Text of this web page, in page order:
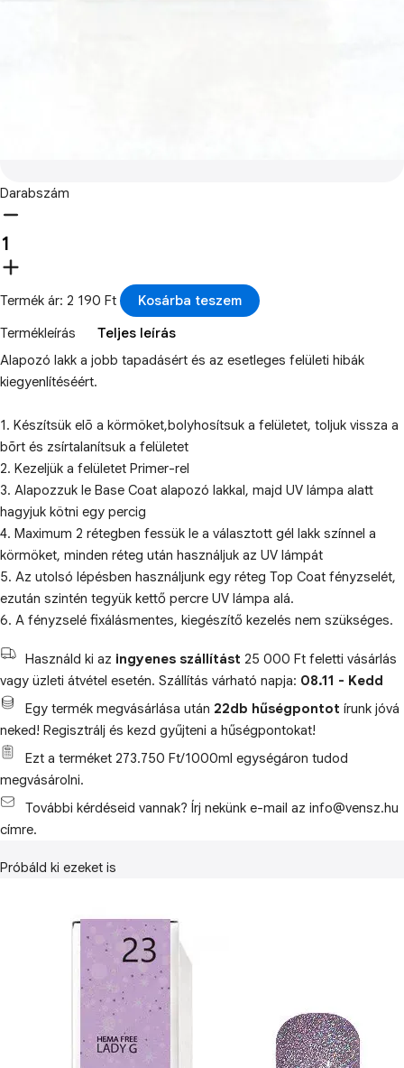
Darabszám
Termék ár: 2 190 Ft
Kosárba teszem
Termékleírás
Teljes leírás
Alapozó lakk a jobb tapadásért és az esetleges felületi hibák
kiegyenlítéséért.
1. Készítsük elõ a körmöket,bolyhosítsuk a felületet, toljuk vissza a
bõrt és zsírtalanítsuk a felületet
2. Kezeljük a felületet Primer-rel
3. Alapozzuk le Base Coat alapozó lakkal, majd UV lámpa alatt
hagyjuk kötni egy percig
4. Maximum 2 rétegben fessük le a választott gél lakk színnel a
körmöket, minden réteg után használjuk az UV lámpát
5. Az utolsó lépésben használjunk egy réteg Top Coat fényzselét,
ezután szintén tegyük kettő percre UV lámpa alá.
6. A fényzselé fixálásmentes, kiegészítő kezelés nem szükséges.
Használd ki az ingyenes szállítást 25 000 Ft feletti vásárlás
vagy üzleti átvétel esetén. Szállítás várható napja: 08.11 - Kedd
Egy termék megvásárlása után 22db hűségpontot írunk jóvá
neked! Regisztrálj és kezd gyűjteni a hűségpontokat!
Ezt a terméket 273.750 Ft/1000ml egységáron tudod
megvásárolni.
További kérdéseid vannak? Írj nekünk e-mail az info@vensz.hu
címre.
Próbáld ki ezeket is